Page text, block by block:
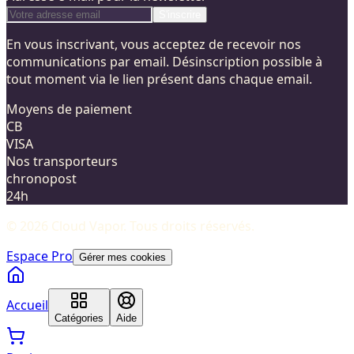
En vous inscrivant, vous acceptez de recevoir nos
communications par email. Désinscription possible à
tout moment via le lien présent dans chaque email.
Moyens de paiement
CB
VISA
Nos transporteurs
chronopost
24h
© 2026 Cloud Vapor. Tous droits réservés.
Espace Pro Gérer mes cookies
Accueil
Catégories Aide